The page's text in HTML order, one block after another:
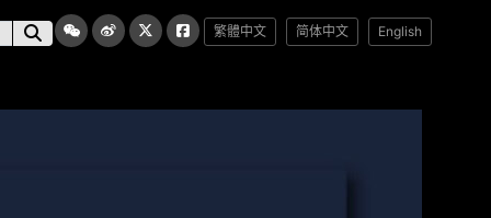
繁體中文 简体中文 English